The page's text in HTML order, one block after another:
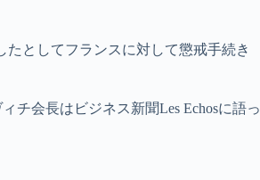
としてフランスに対して懲戒手続き
チ会長はビジネス新聞Les Echosに語っ